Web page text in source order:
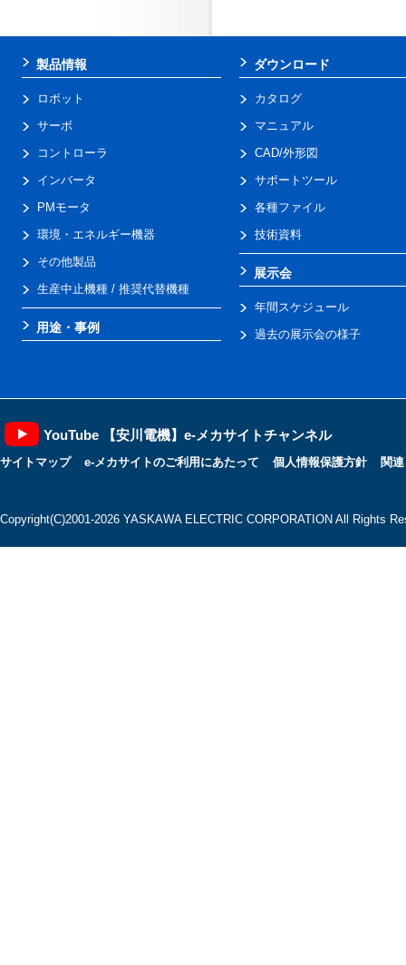
製品情報
ロボット
サーボ
コントローラ
インバータ
PMモータ
環境・エネルギー機器
その他製品
生産中止機種 / 推奨代替機種
用途・事例
ダウンロード
カタログ
マニュアル
CAD/外形図
サポートツール
各種ファイル
技術資料
展示会
年間スケジュール
過去の展示会の様子
YouTube 【安川電機】e-メカサイトチャンネル
サイトマップ e-メカサイトのご利用にあたって 個人情報保護方針 関
Copyright(C)2001‐2026 YASKAWA ELECTRIC CORPORATION All Rights